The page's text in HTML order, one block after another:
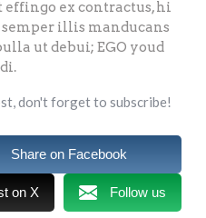
ex contractus, hi
illis manducans
ut debui; EGO youd
don't forget to subscribe!
Share on Facebook
on X Follow us